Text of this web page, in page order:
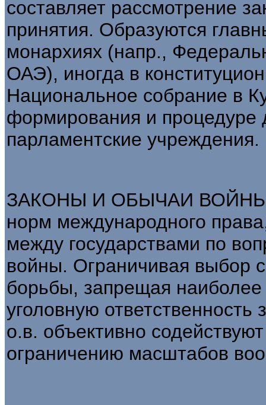
составляет рассмотрение
принятия. Образуются
монархиях (напр.,
ОАЭ), иногда в
Национальное собрание в
формирования и процедуре
парламентские учреждения.
ЗАКОНЫ И ОБЫЧАИ ВОЙНЫ -
норм международного
между государствами по
войны. Ограничивая выбор
борьбы, запрещая наиболее
уголовную
о.в. объективно
ограничению масштабов